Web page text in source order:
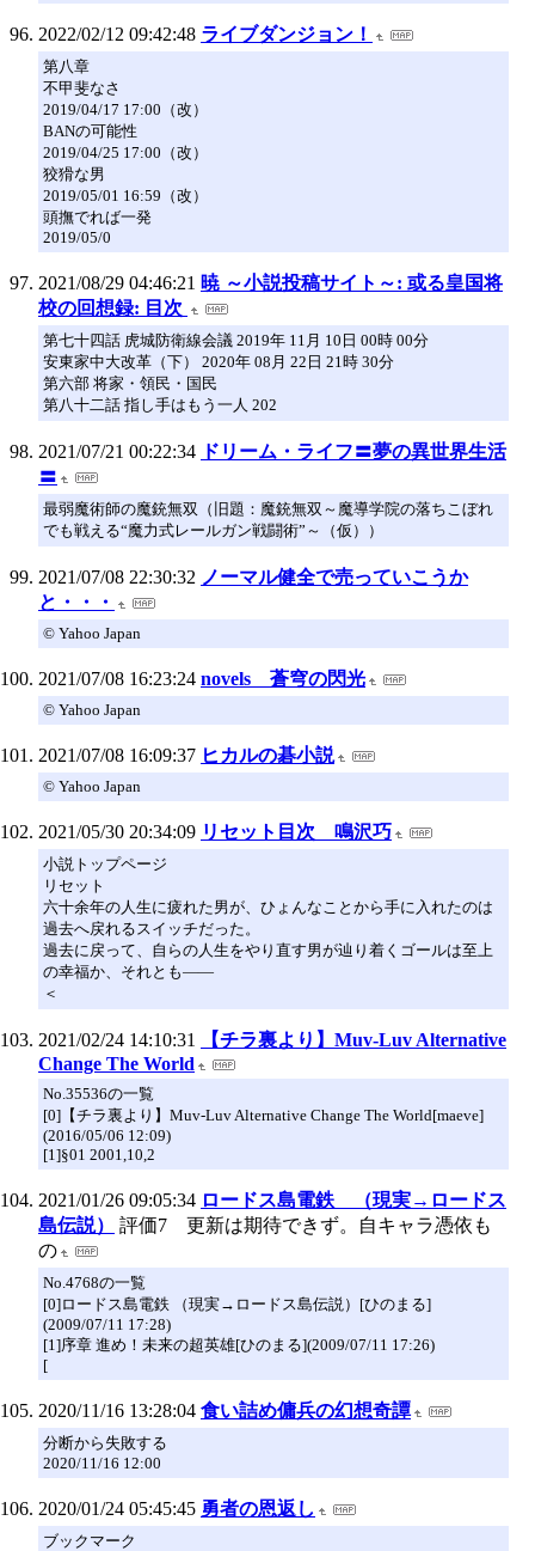
2022/02/12 09:42:48 ライブダンジョン！
第八章
不甲斐なさ
2019/04/17 17:00（改）
BANの可能性
2019/04/25 17:00（改）
狡猾な男
2019/05/01 16:59（改）
頭撫でれば一発
2019/05/0
2021/08/29 04:46:21 暁 ～小説投稿サイト～: 或る皇国将
校の回想録: 目次
第七十四話 虎城防衛線会議 2019年 11月 10日 00時 00分
安東家中大改革（下） 2020年 08月 22日 21時 30分
第六部 将家・領民・国民
第八十二話 指し手はもう一人 202
2021/07/21 00:22:34
ドリーム・ライフ〓夢の異世界生活
〓
最弱魔術師の魔銃無双（旧題：魔銃無双～魔導学院の落ちこぼれ
でも戦える“魔力式レールガン戦闘術”～（仮））
2021/07/08 22:30:32 ノーマル健全で売っていこうか
と・・・
© Yahoo Japan
2021/07/08 16:23:24 novels 蒼穹の閃光
© Yahoo Japan
2021/07/08 16:09:37 ヒカルの碁小説
© Yahoo Japan
2021/05/30 20:34:09 リセット目次 鳴沢巧
小説トップページ
リセット
六十余年の人生に疲れた男が、ひょんなことから手に入れたのは
過去へ戻れるスイッチだった。
過去に戻って、自らの人生をやり直す男が辿り着くゴールは至上
の幸福か、それとも――
＜
2021/02/24 14:10:31
【チラ裏より】Muv-Luv Alternative
Change The World
No.35536の一覧
[0]【チラ裏より】Muv-Luv Alternative Change The World[maeve]
(2016/05/06 12:09)
[1]§01 2001,10,2
2021/01/26 09:05:34 ロードス島電鉄 （現実→ロードス
島伝説）
評価7 更新は期待できず。自キャラ憑依も
の
No.4768の一覧
[0]ロードス島電鉄 （現実→ロードス島伝説）[ひのまる]
(2009/07/11 17:28)
[1]序章 進め！未来の超英雄[ひのまる](2009/07/11 17:26)
[
2020/11/16 13:28:04 食い詰め傭兵の幻想奇譚
分断から失敗する
2020/11/16 12:00
2020/01/24 05:45:45 勇者の恩返し
ブックマーク